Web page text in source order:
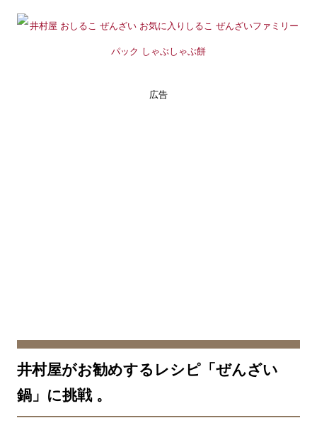
広告
井村屋がお勧めするレシピ「ぜんざい
鍋」に挑戦 。